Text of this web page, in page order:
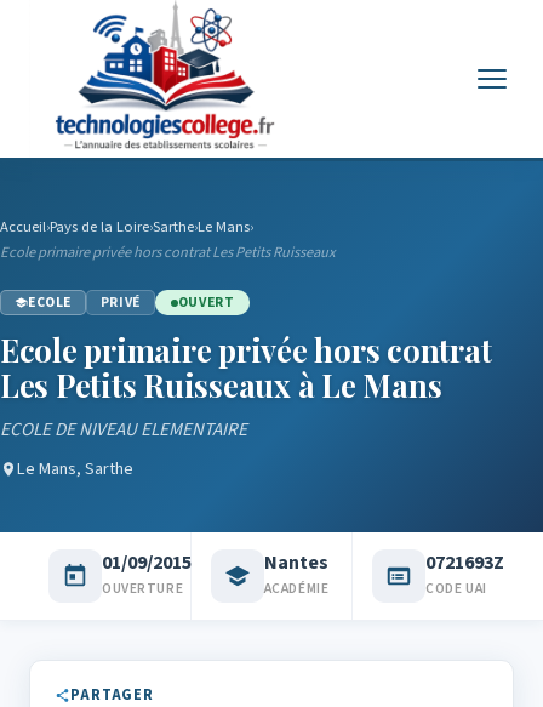
Accueil›Pays de la Loire›Sarthe›Le Mans›
Ecole primaire privée hors contrat Les Petits Ruisseaux
ECOLE PRIVÉ OUVERT
Ecole primaire privée hors contrat
Les Petits Ruisseaux à Le Mans
ECOLE DE NIVEAU ELEMENTAIRE
Le Mans, Sarthe
01/09/2015
OUVERTURE
Nantes
ACADÉMIE
0721693Z
CODE UAI
PARTAGER